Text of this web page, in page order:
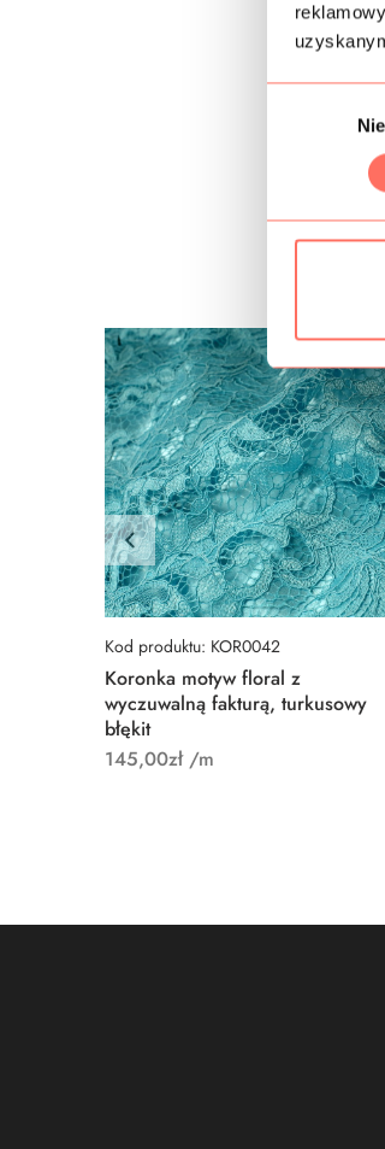
d
y
Kod produktu: KOR0042
Koronka motyw floral z
wyczuwalną fakturą, turkusowy
błękit
145,00zł/m